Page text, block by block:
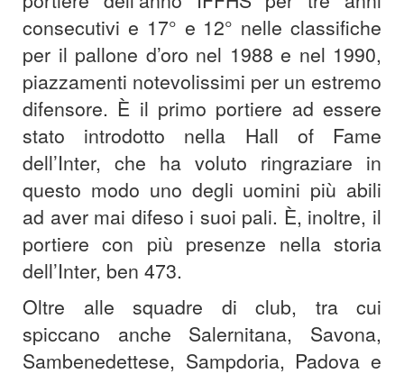
consecutivi e 17° e 12° nelle classifiche
per il pallone d’oro nel 1988 e nel 1990,
piazzamenti notevolissimi per un estremo
difensore. È il primo portiere ad essere
stato introdotto nella Hall of Fame
dell’Inter, che ha voluto ringraziare in
questo modo uno degli uomini più abili
ad aver mai difeso i suoi pali. È, inoltre, il
portiere con più presenze nella storia
dell’Inter, ben 473.
Oltre alle squadre di club, tra cui
spiccano anche Salernitana, Savona,
Sambenedettese, Sampdoria, Padova e